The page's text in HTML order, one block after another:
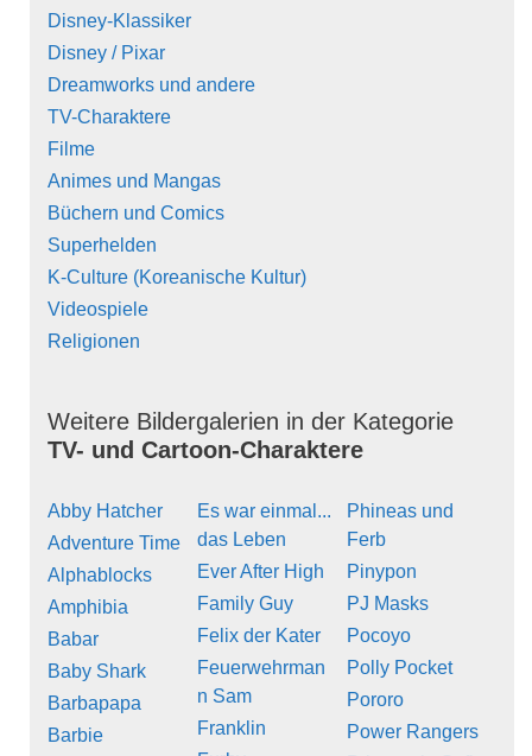
Disney-Klassiker
Disney / Pixar
Dreamworks und andere
TV-Charaktere
Filme
Animes und Mangas
Büchern und Comics
Superhelden
K-Culture (Koreanische Kultur)
Videospiele
Religionen
Weitere Bildergalerien in der Kategorie
TV- und Cartoon-Charaktere
Abby Hatcher
Adventure Time
Alphablocks
Amphibia
Babar
Baby Shark
Barbapapa
Barbie
Es war einmal...
das Leben
Ever After High
Family Guy
Felix der Kater
Feuerwehrman
n Sam
Franklin
Phineas und
Ferb
Pinypon
PJ Masks
Pocoyo
Polly Pocket
Pororo
Power Rangers